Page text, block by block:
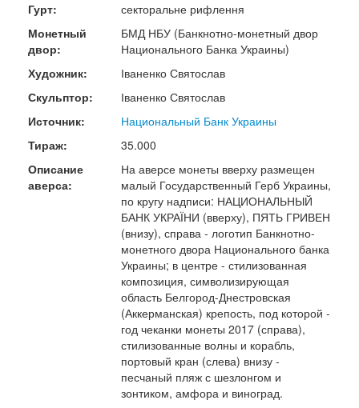
Гурт:
секторальне рифлення
Монетный
двор:
БМД НБУ (Банкнотно-монетный двор
Национального Банка Украины)
Художник:
Іваненко Святослав
Скульптор:
Іваненко Святослав
Источник:
Национальный Банк Украины
Тираж:
35.000
Описание
аверса:
На аверсе монеты вверху размещен
малый Государственный Герб Украины,
по кругу надписи: НАЦИОНАЛЬНЫЙ
БАНК УКРАЇНИ (вверху), ПЯТЬ ГРИВЕН
(внизу), справа - логотип Банкнотно-
монетного двора Национального банка
Украины; в центре - стилизованная
композиция, символизирующая
область Белгород-Днестровская
(Аккерманская) крепость, под которой -
год чеканки монеты 2017 (справа),
стилизованные волны и корабль,
портовый кран (слева) внизу -
песчаный пляж с шезлонгом и
зонтиком, амфора и виноград.